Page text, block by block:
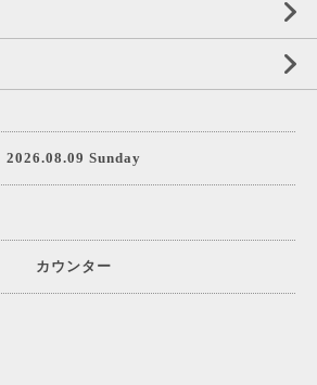
2026.08.09 Sunday
カウンター